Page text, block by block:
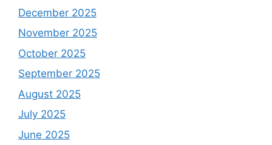
December 2025
November 2025
October 2025
September 2025
August 2025
July 2025
June 2025